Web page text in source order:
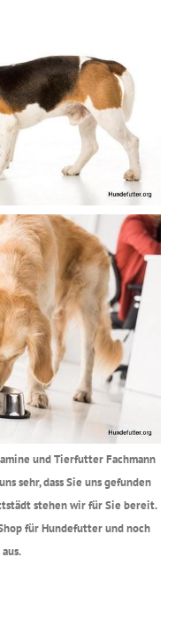
und Tierfutter Fachmann
sehr, dass Sie uns gefunden
stehen wir für Sie bereit.
für Hundefutter und noch